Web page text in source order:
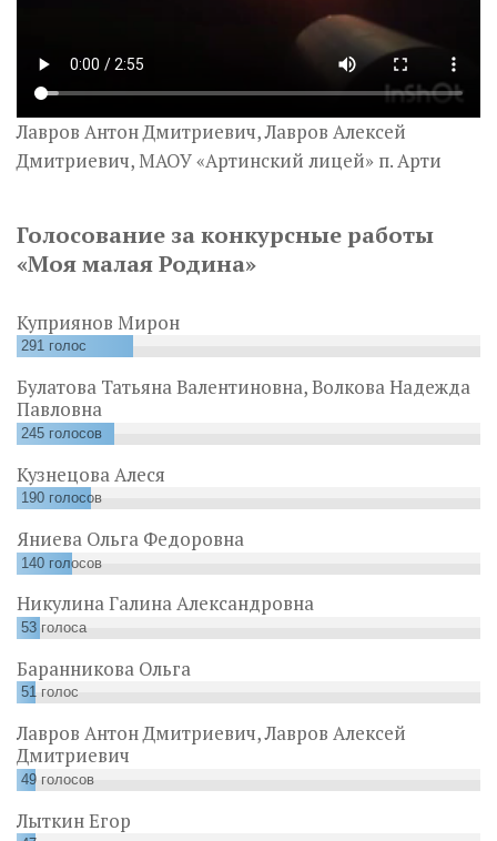
Лавров Антон Дмитриевич, Лавров Алексей
Дмитриевич, МАОУ «Артинский лицей» п. Арти
Голосование за конкурсные работы
«Моя малая Родина»
Куприянов Мирон
291 голос
Булатова Татьяна Валентиновна, Волкова Надежда
Павловна
245 голосов
Кузнецова Алеся
190 голосов
Яниева Ольга Федоровна
140 голосов
Никулина Галина Александровна
53 голоса
Баранникова Ольга
51 голос
Лавров Антон Дмитриевич, Лавров Алексей
Дмитриевич
49 голосов
Лыткин Егор